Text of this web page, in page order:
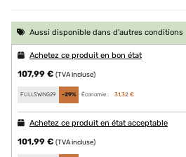
Aussi disponible dans d'autres conditions
Achetez ce produit en bon état
107,99 € (TVA incluse)
FULLSWING29 -29% Économie : 31,32 €
Achetez ce produit en état acceptable
101,99 € (TVA incluse)